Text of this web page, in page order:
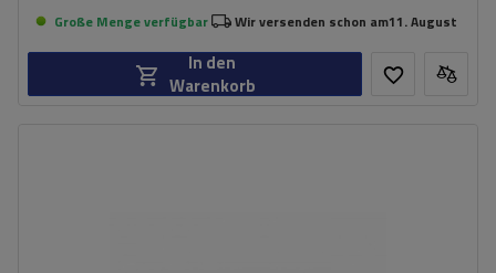
Große Menge verfügbar Wir versenden schon am11. August
In den
Warenkorb